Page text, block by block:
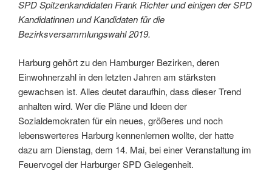
SPD Spitzenkandidaten Frank Richter und einigen der SPD
Kandidatinnen und Kandidaten für die
Bezirksversammlungswahl 2019.
Harburg gehört zu den Hamburger Bezirken, deren
Einwohnerzahl in den letzten Jahren am stärksten
gewachsen ist. Alles deutet daraufhin, dass dieser Trend
anhalten wird. Wer die Pläne und Ideen der
Sozialdemokraten für ein neues, größeres und noch
lebenswerteres Harburg kennenlernen wollte, der hatte
dazu am Dienstag, dem 14. Mai, bei einer Veranstaltung im
Feuervogel der Harburger SPD Gelegenheit.